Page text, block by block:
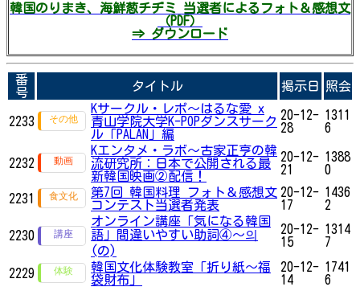
韓国のりまき、海鮮葱チヂミ 当選者によるフォト＆感想文
（PDF）
⇒ ダウンロード
番
号
タイトル 掲示日 照会
2233
Kサークル・レポ〜はるな愛 x
青山学院大学K-POPダンスサーク
ル「PALAN」編
20-12-
28
1311
6
2232
Kエンタメ・ラボ～古家正亨の韓
流研究所：日本で公開される最
新韓国映画②配信！
20-12-
21
1388
0
2231
第7回 韓国料理 フォト＆感想文
コンテスト当選者発表
20-12-
17
1436
2
2230
オンライン講座「気になる韓国
語」間違いやすい助詞④～의
(の)
20-12-
15
1314
7
2229
韓国文化体験教室「折り紙〜福
袋財布」
20-12-
14
1741
6